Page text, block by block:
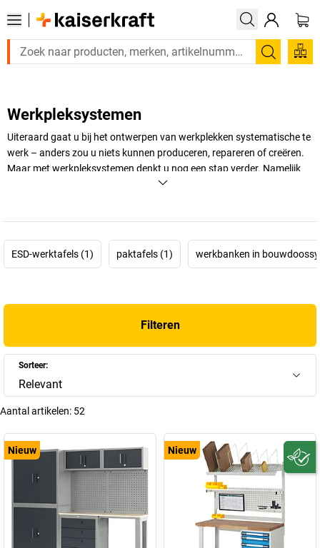
Zoeken
Werkpleksystemen
Uiteraard gaat u bij het ontwerpen van werkplekken systematische te
werk – anders zou u niets kunnen produceren, repareren of creëren.
Maar met werkpleksystemen denkt u nog een stap verder. Namelijk
ESD-werktafels (1) paktafels (1) werkbanken in
Filteren
Sorteer:
Relevant
Aantal artikelen: 52
Nieuw Nieuw